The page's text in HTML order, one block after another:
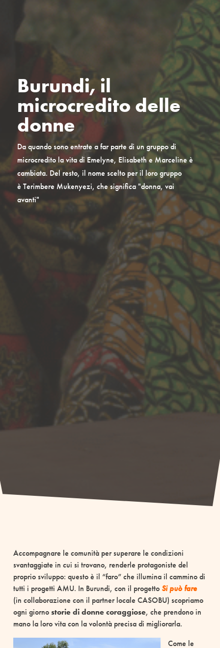
Burundi, il
microcredito delle
donne
Da quando sono entrate a far parte di un gruppo di
microcredito la vita di Emelyne, Elisabeth e Marceline è
cambiata. Del resto, il nome scelto per il loro gruppo
è Terimbere Mukenyezi, che significa "donna, vai
avanti"
Accompagnare le comunità per superare le condizioni
svantaggiate in cui si trovano, renderle protagoniste del
proprio sviluppo: questo è il “faro” che illumina il cammino di
tutti i progetti AMU. In Burundi, con il progettoSi può fare
(in collaborazione con il partner locale CASOBU) scopriamo
ogni giornostorie di donne coraggiose, che prendono in
mano la loro vita con la volontà precisa di migliorarla.
Come le